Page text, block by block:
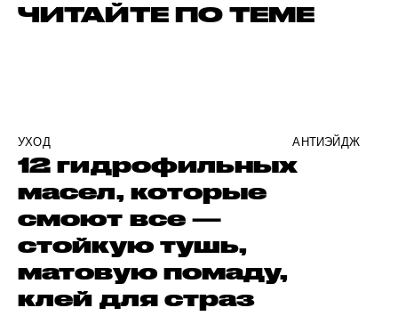
ЧИТАЙТЕ ПО ТЕМЕ
УХОД АНТИЭЙДЖ
12 гидрофильных
масел, которые
смоют все —
стойкую тушь,
матовую помаду,
клей для страз